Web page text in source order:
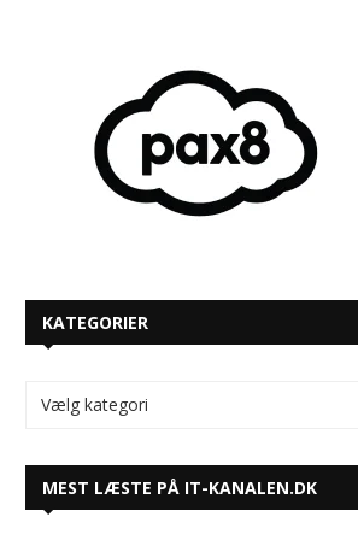
KATEGORIER
MEST LÆSTE PÅ IT-KANALEN.DK